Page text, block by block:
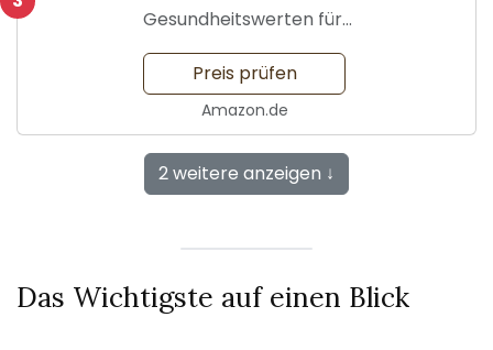
Gesundheitswerten für
Tiere
Preis prüfen
Amazon.de
2 weitere anzeigen ↓
Das Wichtigste auf einen Blick